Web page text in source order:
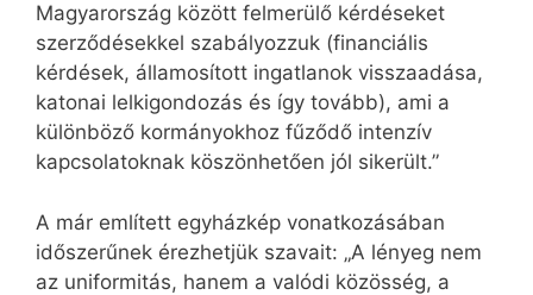
Magyarország között felmerülő kérdéseket
szerződésekkel szabályozzuk (financiális
kérdések, államosított ingatlanok visszaadása,
katonai lelkigondozás és így tovább), ami a
különböző kormányokhoz fűződő intenzív
kapcsolatoknak köszönhetően jól sikerült.”
A már említett egyházkép vonatkozásában
időszerűnek érezhetjük szavait: „A lényeg nem
az uniformitás, hanem a valódi közösség, a